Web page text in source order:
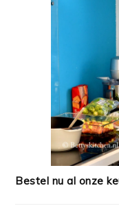
Bestel nu al onze